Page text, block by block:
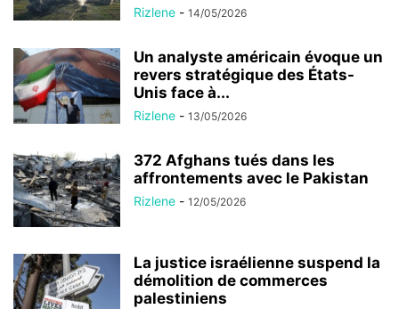
Rizlene - 14/05/2026
Un analyste américain évoque un
revers stratégique des États-
Unis face à...
Rizlene - 13/05/2026
372 Afghans tués dans les
affrontements avec le Pakistan
Rizlene - 12/05/2026
La justice israélienne suspend la
démolition de commerces
palestiniens